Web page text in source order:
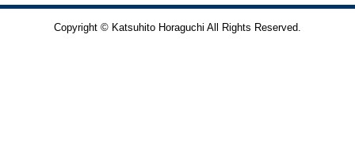
Copyright © Katsuhito Horaguchi All Rights Reserved.